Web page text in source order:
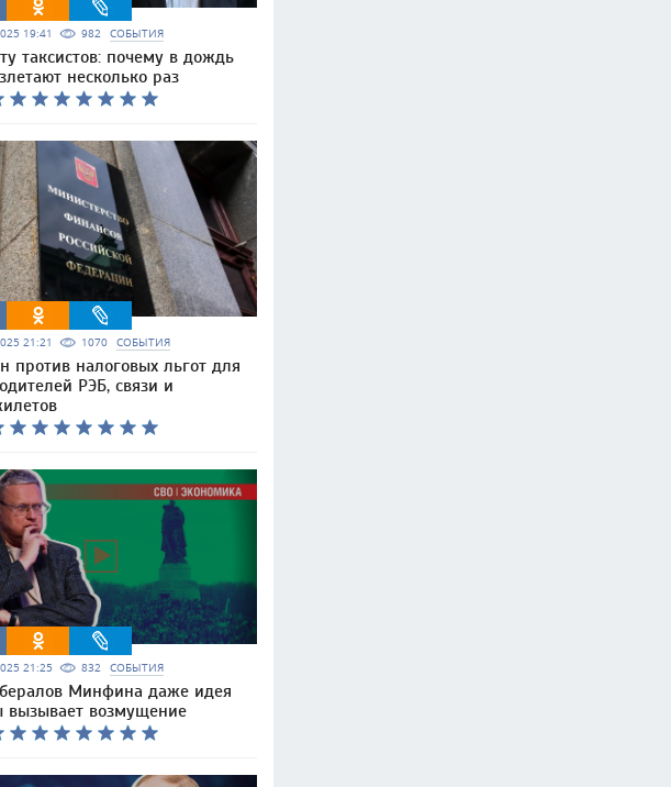
19:41 982 СОБЫТИЯ
таксистов: почему в дождь
несколько раз
21:21 1070 СОБЫТИЯ
против налоговых льгот для
РЭБ, связи и
21:25 832 СОБЫТИЯ
Минфина даже идея
вызывает возмущение